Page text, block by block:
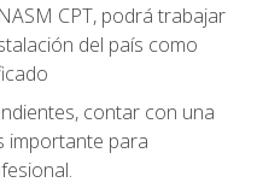
CPT, podrá trabajar
del país como
contar con una
importante para